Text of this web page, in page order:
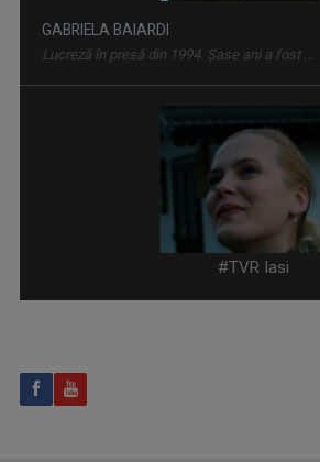
IA ȘI DESCOPERĂ
CARAVANA TVR3 LA TINE ACASĂ
Primul interviu l-a luat când avea doar 11 ani ...
#TVR Iasi